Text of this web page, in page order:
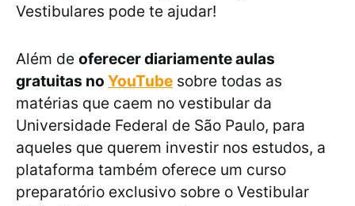
Vestibulares pode te ajudar!
Além de oferecer diariamente aulas
gratuitas no YouTube sobre todas as
matérias que caem no vestibular da
Universidade Federal de São Paulo, para
aqueles que querem investir nos estudos, a
plataforma também oferece um curso
preparatório exclusivo sobre o Vestibular